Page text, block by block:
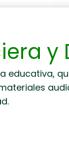
y
educativa,